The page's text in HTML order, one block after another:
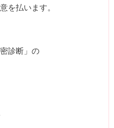
を払います。
診断」の